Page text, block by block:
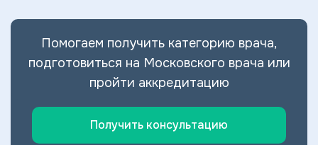
Помогаем получить категорию врача,
подготовиться на Московского врача или
пройти аккредитацию
Получить консультацию